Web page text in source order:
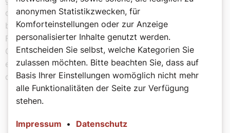
christliche Musik sowie Unterstützung von Gläubigen
bei deren spiritueller Entwicklung. Zur Bewerbung der
Fasten-Challenge ließ Hallow am Aschermittwoch die
Christusstatue in Rio de Janeiro in violettem Licht
erstrahlen, als „kraftvolles Symbol des Glaubens und
des Verbundenseins weltweit“.
anonymen Statistikzwecken, für
Komforteinstellungen oder zur Anzeige
personalisierter Inhalte genutzt werden.
Entscheiden Sie selbst, welche Kategorien Sie
zulassen möchten. Bitte beachten Sie, dass auf
Basis Ihrer Einstellungen womöglich nicht mehr
alle Funktionalitäten der Seite zur Verfügung
stehen.
Impressum • Datenschutz